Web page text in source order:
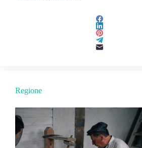
Regione